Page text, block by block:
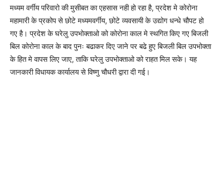
मध्यम वर्गीय परिवारो की मुसीबत का एहसास नही हो रहा है, प्रदेश मे कोरोना
महामारी के प्रकोप से छोटे मध्यमवर्गीय, छोटे व्यवसायी के उद्योग धन्धे चौपट हो
गए है। प्रदेश के घरेलु उपभोक्ताओ को कोरोना काल मे स्थगित किए गए बिजली
बिल कोरोना काल के बाद पुनः बढाकर दिए जाने पर बढे हुए बिजली बिल उपभोक्ता
के हित मे वापस लिए जाए, ताकि घरेलु उपभोक्ताओ को राहत मिल सके। यह
जानकारी विधायक कार्यालय से विष्णु चौधरी द्वारा दी गई।